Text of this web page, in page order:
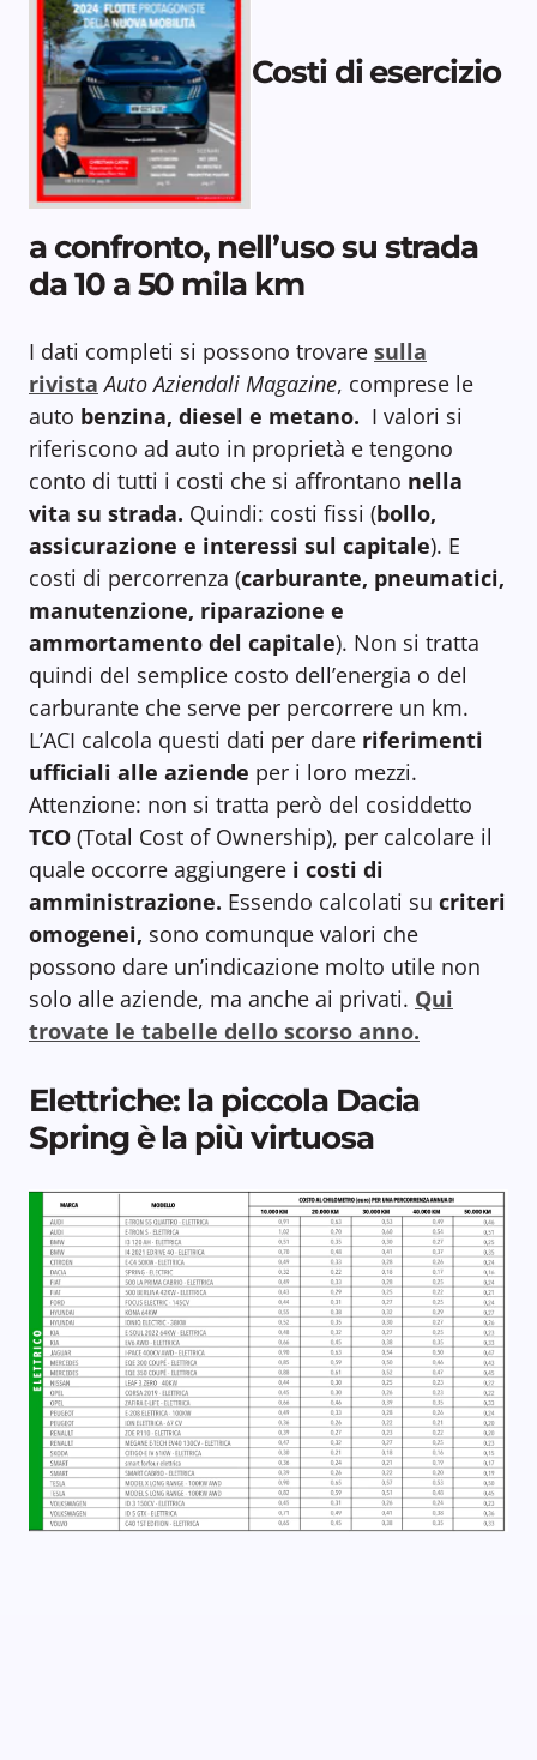
Costi di esercizio
a confronto, nell’uso su strada
da 10 a 50 mila km
I dati completi si possono trovare sulla
rivista Auto Aziendali Magazine, comprese le
auto benzina, diesel e metano. I valori si
riferiscono ad auto in proprietà e tengono
conto di tutti i costi che si affrontano nella
vita su strada. Quindi: costi fissi (bollo,
assicurazione e interessi sul capitale). E
costi di percorrenza (carburante, pneumatici,
manutenzione, riparazione e
ammortamento del capitale). Non si tratta
quindi del semplice costo dell’energia o del
carburante che serve per percorrere un km.
L’ACI calcola questi dati per dare riferimenti
ufficiali alle aziende per i loro mezzi.
Attenzione: non si tratta però del cosiddetto
TCO (Total Cost of Ownership), per calcolare il
quale occorre aggiungere i costi di
amministrazione. Essendo calcolati su criteri
omogenei, sono comunque valori che
possono dare un’indicazione molto utile non
solo alle aziende, ma anche ai privati. Qui
trovate le tabelle dello scorso anno.
Elettriche: la piccola Dacia
Spring è la più virtuosa